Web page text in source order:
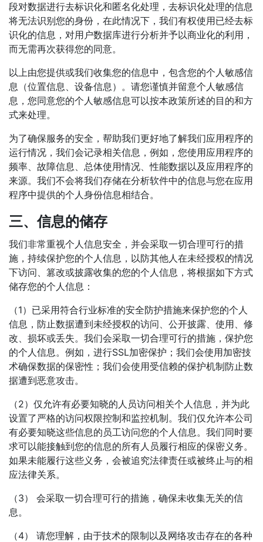
段对数据进行去标识化和匿名化处理，去标识化处理的信息
将无法识别您的身份，在此情况下，我们有权使用已经去标
识化的信息，对用户数据库进行分析并予以商业化的利用，
而无需再次获得您的同意。
以上由您提供或我们收集您的信息中，包含您的个人敏感信
息（位置信息、设备信息）。请您谨慎并留意个人敏感信
息，您同意您的个人敏感信息可以按本政策所述的目的和方
式来处理。
为了确保服务的安全，帮助我们更好地了解我们应用程序的
运行情况，我们会记录相关信息，例如，您使用应用程序的
频率、故障信息、总体使用情况、性能数据以及应用程序的
来源。我们不会将我们存储在分析软件中的信息与您在应用
程序中提供的个人身份信息相结合。
三、信息的储存
我们非常重视个人信息安全，并会采取一切合理可行的措
施，持续保护您的个人信息，以防其他人在未经授权的情况
下访问、篡改或披露收集的您的个人信息，将根据如下方式
储存您的个人信息：
（1）已采用符合行业标准的安全防护措施来保护您的个人
信息，防止数据遭到未经授权的访问、公开披露、使用、修
改、损坏或丢失。我们会采取一切合理可行的措施，保护您
的个人信息。例如，进行SSL加密保护；我们会使用加密技
术确保数据的保密性；我们会使用受信赖的保护机制防止数
据遭到恶意攻击。
（2）仅允许有必要知晓的人员访问相关个人信息，并为此
设置了严格的访问权限控制和监控机制。我们仅允许本公司
有必要知晓这些信息的员工访问您的个人信息。我们同时要
求可以能接触到您的信息的所有人员履行相应的保密义务。
如果未能履行这些义务，会被追究法律责任或被终止与的相
应法律关系。
（3） 会采取一切合理可行的措施，确保未收集无关的信
息。
（4） 请您理解，由于技术的限制以及网络攻击存在的各种